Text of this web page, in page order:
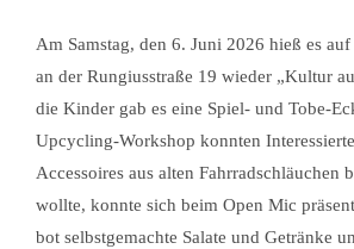
Am Samstag, den 6. Juni 2026 hieß es
an der Rungiusstraße 19 wieder „Kultur
die Kinder gab es eine Spiel- und Tobe-
Upcycling-Workshop konnten
Accessoires aus alten Fahrradschläuchen
wollte, konnte sich beim Open Mic
bot selbstgemachte Salate und Getränke